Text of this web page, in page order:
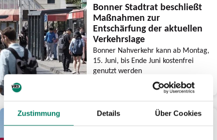
Zustimmung Details Über Cookies
Bonner Stadtrat beschließt
Maßnahmen zur
Entschärfung der aktuellen
Verkehrslage
Bonner Nahverkehr kann ab Montag,
15. Juni, bis Ende Juni kostenfrei
genutzt werden
03.06.2026